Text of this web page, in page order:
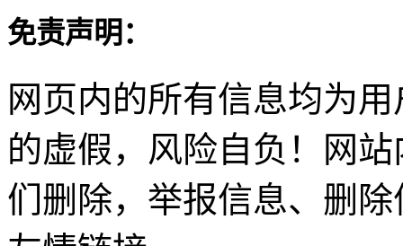
免责声明：
网页内的所有信息均为
的虚假，风险自负！网
们删除，举报信息、删